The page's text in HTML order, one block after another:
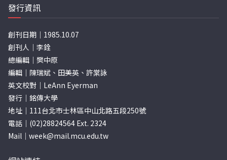
發行資訊
創刊日期｜1985.10.07
創刊人｜李銓
總編輯｜樊中原
編輯｜陳瑞斌、田美英、許棠詠
英文校對｜LeAnn Eyerman
發行｜銘傳大學
地址｜111台北市士林區中山北路五段250號
電話｜(02)28824564 Ext. 2324
Mail｜ week@mail.mcu.edu.tw